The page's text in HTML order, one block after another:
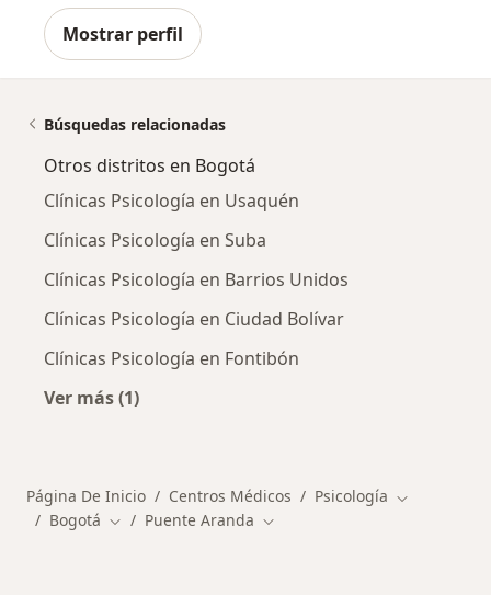
Mostrar perfil
Búsquedas relacionadas
Otros distritos en Bogotá
Clínicas Psicología en Usaquén
Clínicas Psicología en Suba
Clínicas Psicología en Barrios Unidos
Clínicas Psicología en Ciudad Bolívar
Clínicas Psicología en Fontibón
Ver más (1)
Página De Inicio Centros Médicos Psicología Cambiar de
Bogotá Cambiar de ciudad
Puente Aranda Cambiar de ciudad